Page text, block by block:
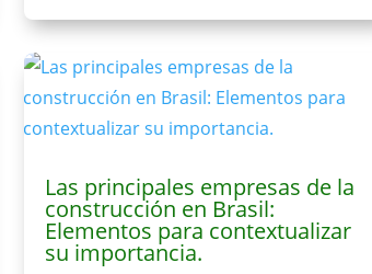
Las principales empresas de la
construcción en Brasil:
Elementos para contextualizar
su importancia.